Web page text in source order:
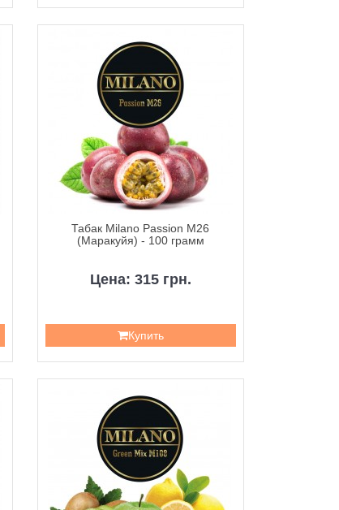
Табак Milano Passion M26
(Маракуйя) - 100 грамм
Цена: 315 грн.
Купить